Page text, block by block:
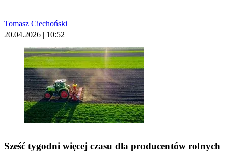
Tomasz Ciechoński
20.04.2026 | 10:52
Sześć tygodni więcej czasu dla producentów rolnych